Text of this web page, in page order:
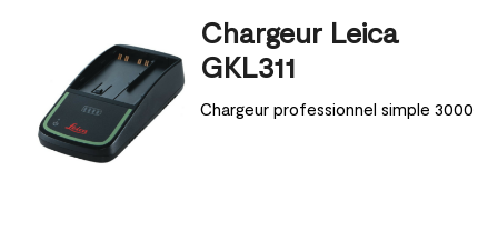
Chargeur Leica
GKL311
Chargeur professionnel simple 3000